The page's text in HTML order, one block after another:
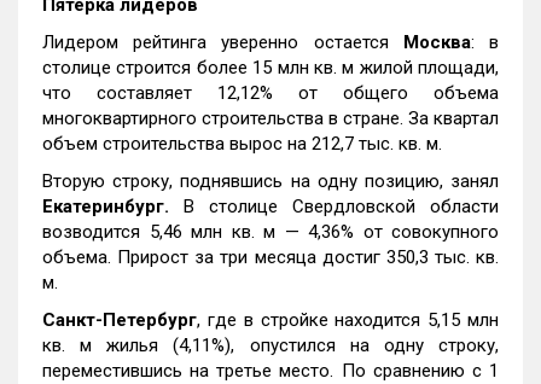
Пятерка лидеров
Лидером рейтинга уверенно остается Москва: в
столице строится более 15 млн кв. м жилой площади,
что составляет 12,12% от общего объема
многоквартирного строительства в стране. За квартал
объем строительства вырос на 212,7 тыс. кв. м.
Вторую строку, поднявшись на одну позицию, занял
Екатеринбург. В столице Свердловской области
возводится 5,46 млн кв. м — 4,36% от совокупного
объема. Прирост за три месяца достиг 350,3 тыс. кв.
м.
Санкт-Петербург, где в стройке находится 5,15 млн
кв. м жилья (4,11%), опустился на одну строку,
переместившись на третье место. По сравнению с 1